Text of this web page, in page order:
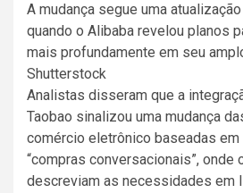
A mudança segue uma
quando o Alibaba revelou planos
mais profundamente em seu
Shutterstock
Analistas disseram que a
Taobao sinalizou uma mudança
comércio eletrônico baseadas em
“compras conversacionais”, onde
descreviam as necessidades em